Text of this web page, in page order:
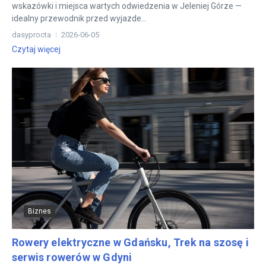
wskazówki i miejsca wartych odwiedzenia w Jeleniej Górze —
idealny przewodnik przed wyjazde...
dasyprocta 2026-06-05
Czytaj więcej
Biznes
Rowery elektryczne w Gdańsku, Trek na szosę i
serwis rowerów w Gdyni